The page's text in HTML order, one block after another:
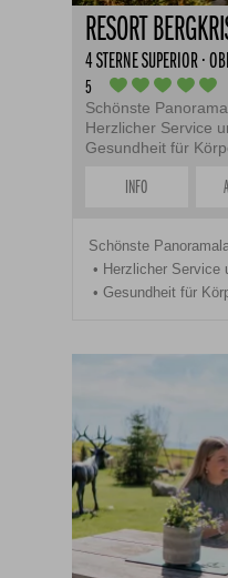
Schwangau /
RESORT
4 STERNE SUPERIOR ·
5
Schönste
Gesundheit für
INFO
Schönste
Herzlicher Service
Gesundheit für